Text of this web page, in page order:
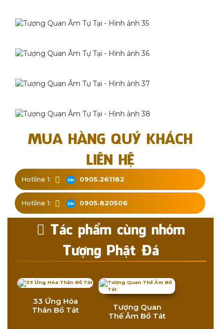
MUA HÀNG QUÝ KHÁCH
LIÊN HỆ
Hotline 1: 0905.261182
Hotline 1: 0905.820506
Tác phẩm cùng nhóm
Tượng Phật Đá
33 Ứng Hóa
Thân Bồ Tát
Tượng Quan
Thế Âm Bồ Tát